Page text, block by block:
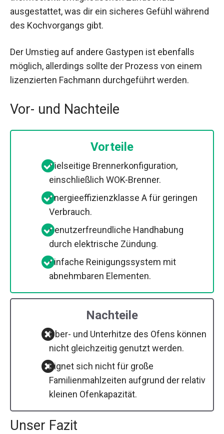
ausgestattet, was dir ein sicheres Gefühl während
des Kochvorgangs gibt.
Der Umstieg auf andere Gastypen ist ebenfalls
möglich, allerdings sollte der Prozess von einem
lizenzierten Fachmann durchgeführt werden.
Vor- und Nachteile
Vorteile
Vielseitige Brennerkonfiguration,
einschließlich WOK-Brenner.
Energieeffizienzklasse A für geringen
Verbrauch.
Benutzerfreundliche Handhabung
durch elektrische Zündung.
Einfache Reinigungssystem mit
abnehmbaren Elementen.
Nachteile
Ober- und Unterhitze des Ofens können
nicht gleichzeitig genutzt werden.
Eignet sich nicht für große
Familienmahlzeiten aufgrund der relativ
kleinen Ofenkapazität.
Unser Fazit